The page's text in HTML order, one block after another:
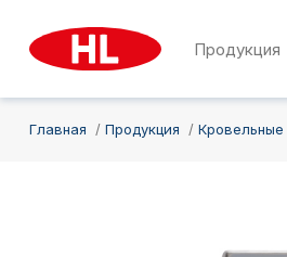
Продукция
Главная Продукция Кровельные